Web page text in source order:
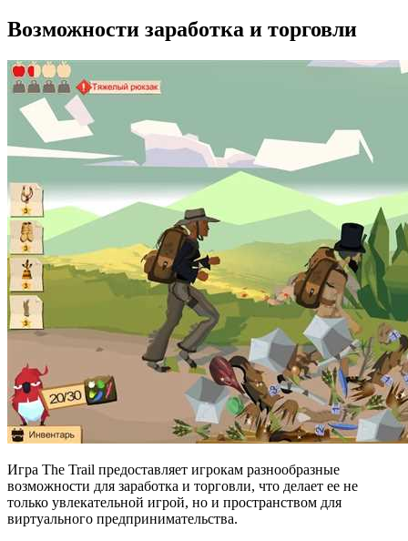
Возможности заработка и торговли
Игра The Trail предоставляет игрокам разнообразные
возможности для заработка и торговли, что делает ее не
только увлекательной игрой, но и пространством для
виртуального предпринимательства.